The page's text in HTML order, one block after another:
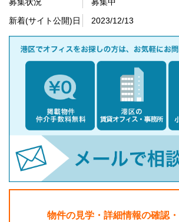
新着(サイト公開)日
2023/12/13
物件の見学・詳細情報の確認